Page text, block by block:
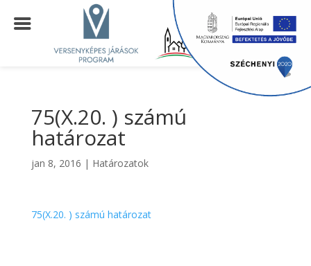
75(X.20. ) számú
határozat
jan 8, 2016 | Határozatok
75(X.20. ) számú határozat